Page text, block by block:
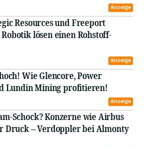
Anzeige
Resources und Freeport
lösen einen Rohstoff-
Anzeige
Wie Glencore, Power
Lundin Mining profitieren!
Anzeige
Schock? Konzerne wie Airbus
Druck – Verdoppler bei Almonty